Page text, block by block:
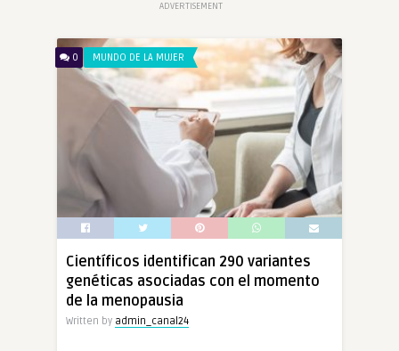
ADVERTISEMENT
0 MUNDO DE LA MUJER
Científicos identifican 290 variantes
genéticas asociadas con el momento
de la menopausia
Written by admin_canal24